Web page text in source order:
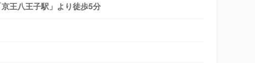
王八王子駅」より徒歩5分